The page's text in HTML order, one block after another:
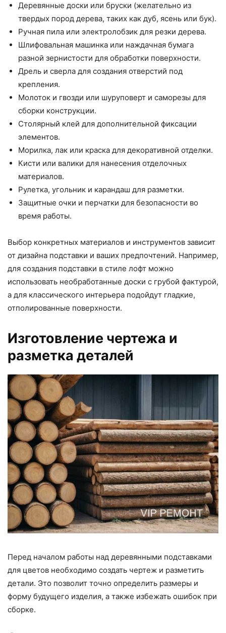
Деревянные доски или бруски (желательно из
твердых пород дерева, таких как дуб, ясень или бук).
Ручная пила или электролобзик для резки дерева.
Шлифовальная машинка или наждачная бумага
разной зернистости для обработки поверхности.
Дрель и сверла для создания отверстий под
крепления.
Молоток и гвозди или шуруповерт и саморезы для
сборки конструкции.
Столярный клей для дополнительной фиксации
элементов.
Морилка, лак или краска для декоративной отделки.
Кисти или валики для нанесения отделочных
материалов.
Рулетка, угольник и карандаш для разметки.
Защитные очки и перчатки для безопасности во
время работы.
Выбор конкретных материалов и инструментов зависит
от дизайна подставки и ваших предпочтений. Например,
для создания подставки в стиле лофт можно
использовать необработанные доски с грубой фактурой,
а для классического интерьера подойдут гладкие,
отполированные поверхности.
Изготовление чертежа и
разметка деталей
Перед началом работы над деревянными подставками
для цветов необходимо создать чертеж и разметить
детали. Это позволит точно определить размеры и
форму будущего изделия, а также избежать ошибок при
сборке.